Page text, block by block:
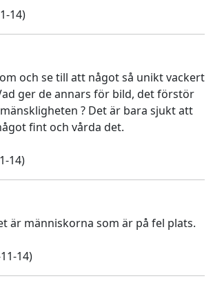
14)
och se till att något så unikt vackert
ger de annars för bild, det förstör
? Det är bara sjukt att
fint och vårda det.
14)
är människorna som är på fel plats.
14)